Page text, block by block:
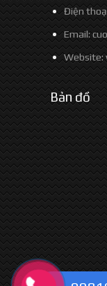
Điện
Email:
Website:
Bản đồ